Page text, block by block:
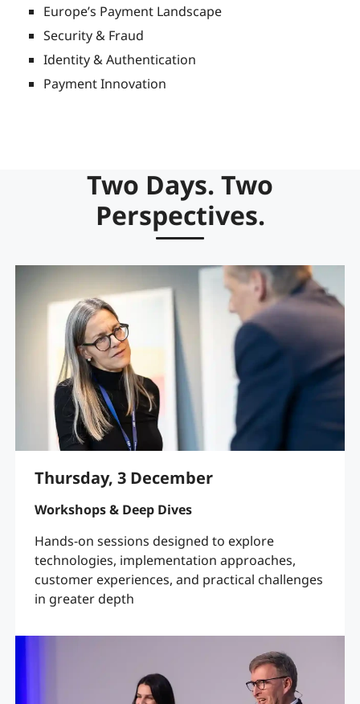
Europe’s Payment Landscape
Security & Fraud
Identity & Authentication
Payment Innovation
Two Days. Two
Perspectives.
Thursday, 3 December
Workshops & Deep Dives
Hands-on sessions designed to explore
technologies, implementation approaches,
customer experiences, and practical challenges
in greater depth